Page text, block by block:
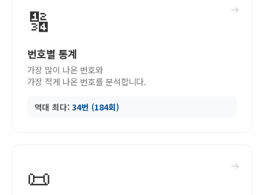
➜
🔢
번호별 통계
가장 많이 나온 번호와
가장 적게 나온 번호를 분석합니다.
역대 최다: 34번 (184회)
➜
📜